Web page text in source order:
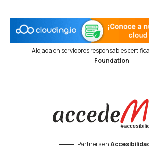
Alojada en servidores responsables
Foundation
Partners en